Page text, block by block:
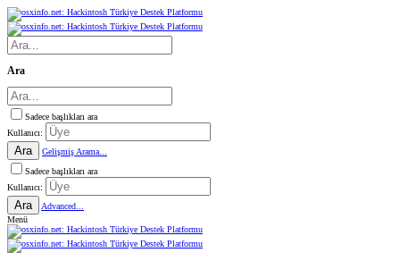
Ara
Sadece başlıkları ara
Kullanıcı:
Ara
Gelişmiş Arama...
Sadece başlıkları ara
Kullanıcı:
Ara
Advanced...
Menü